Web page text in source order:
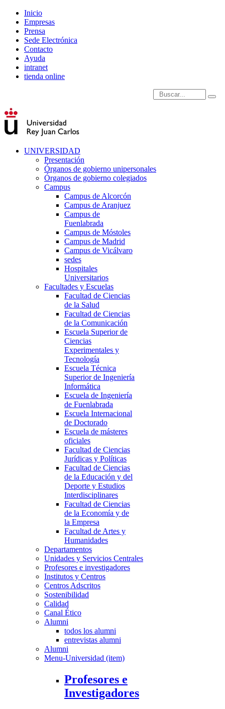
Inicio
Empresas
Prensa
Sede Electrónica
Contacto
Ayuda
intranet
tienda online
Introduce términos de
UNIVERSIDAD
Presentación
Órganos de gobierno unipersonales
Órganos de gobierno colegiados
Campus
Campus de Alcorcón
Campus de Aranjuez
Campus de
Fuenlabrada
Campus de Móstoles
Campus de Madrid
Campus de Vicálvaro
sedes
Hospitales
Universitarios
Facultades y Escuelas
Facultad de Ciencias
de la Salud
Facultad de Ciencias
de la Comunicación
Escuela Superior de
Ciencias
Experimentales y
Tecnología
Escuela Técnica
Superior de Ingeniería
Informática
Escuela de Ingeniería
de Fuenlabrada
Escuela Internacional
de Doctorado
Escuela de másteres
oficiales
Facultad de Ciencias
Jurídicas y Políticas
Facultad de Ciencias
de la Educación y del
Deporte y Estudios
Interdisciplinares
Facultad de Ciencias
de la Economía y de
la Empresa
Facultad de Artes y
Humanidades
Departamentos
Unidades y Servicios Centrales
Profesores e investigadores
Institutos y Centros
Centros Adscritos
Sostenibilidad
Calidad
Canal Ético
Alumni
todos los alumni
entrevistas alumni
Alumni
Menu-Universidad (item)
Profesores e
Investigadores